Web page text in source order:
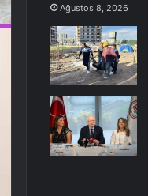
Ağustos 8, 2026